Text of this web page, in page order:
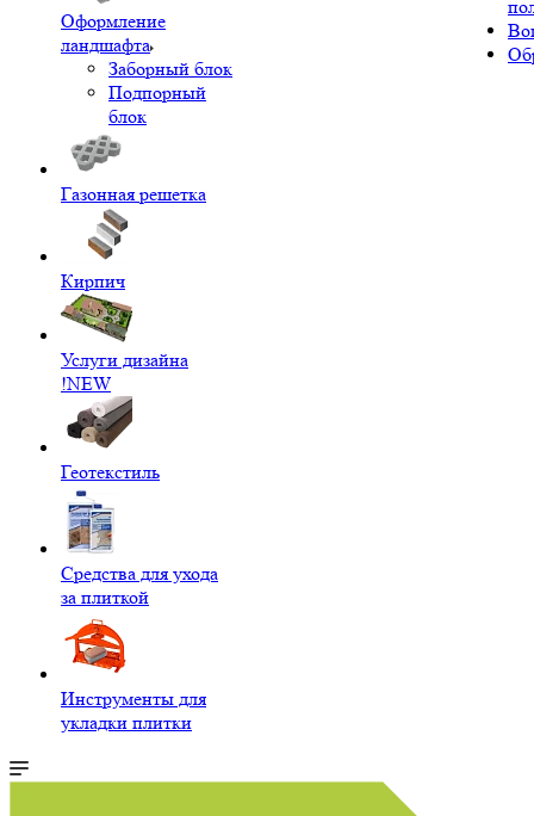
Оформление
ландшафта
Заборный блок
Подпорный
блок
Газонная решетка
Кирпич
Услуги дизайна
!NEW
Геотекстиль
Средства для ухода
за плиткой
Инструменты для
укладки плитки